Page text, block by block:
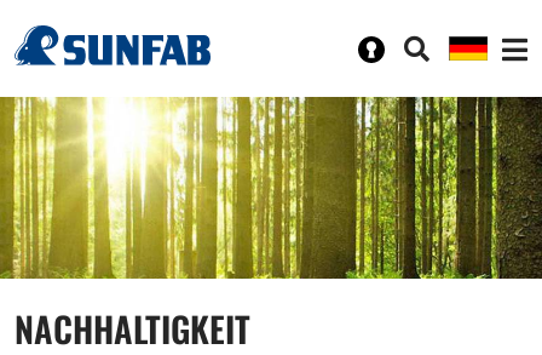
NACHHALTIGKEIT